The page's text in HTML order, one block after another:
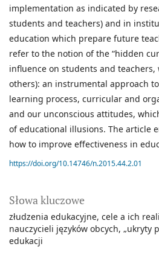
Słowa kluczowe
złudzenia edukacyjne cele a ich
nauczycieli języków obcych „ukryty
edukacji
implementation as indicated by
students and teachers) and in
education which prepare future
refer to the notion of the “hidden
influence on students and teachers,
others): an instrumental approach
learning process, curricular and
and our unconscious attitudes,
of educational illusions. The article
how to improve effectiveness in
https://doi.org/10.14746/n.2015.44.2.01